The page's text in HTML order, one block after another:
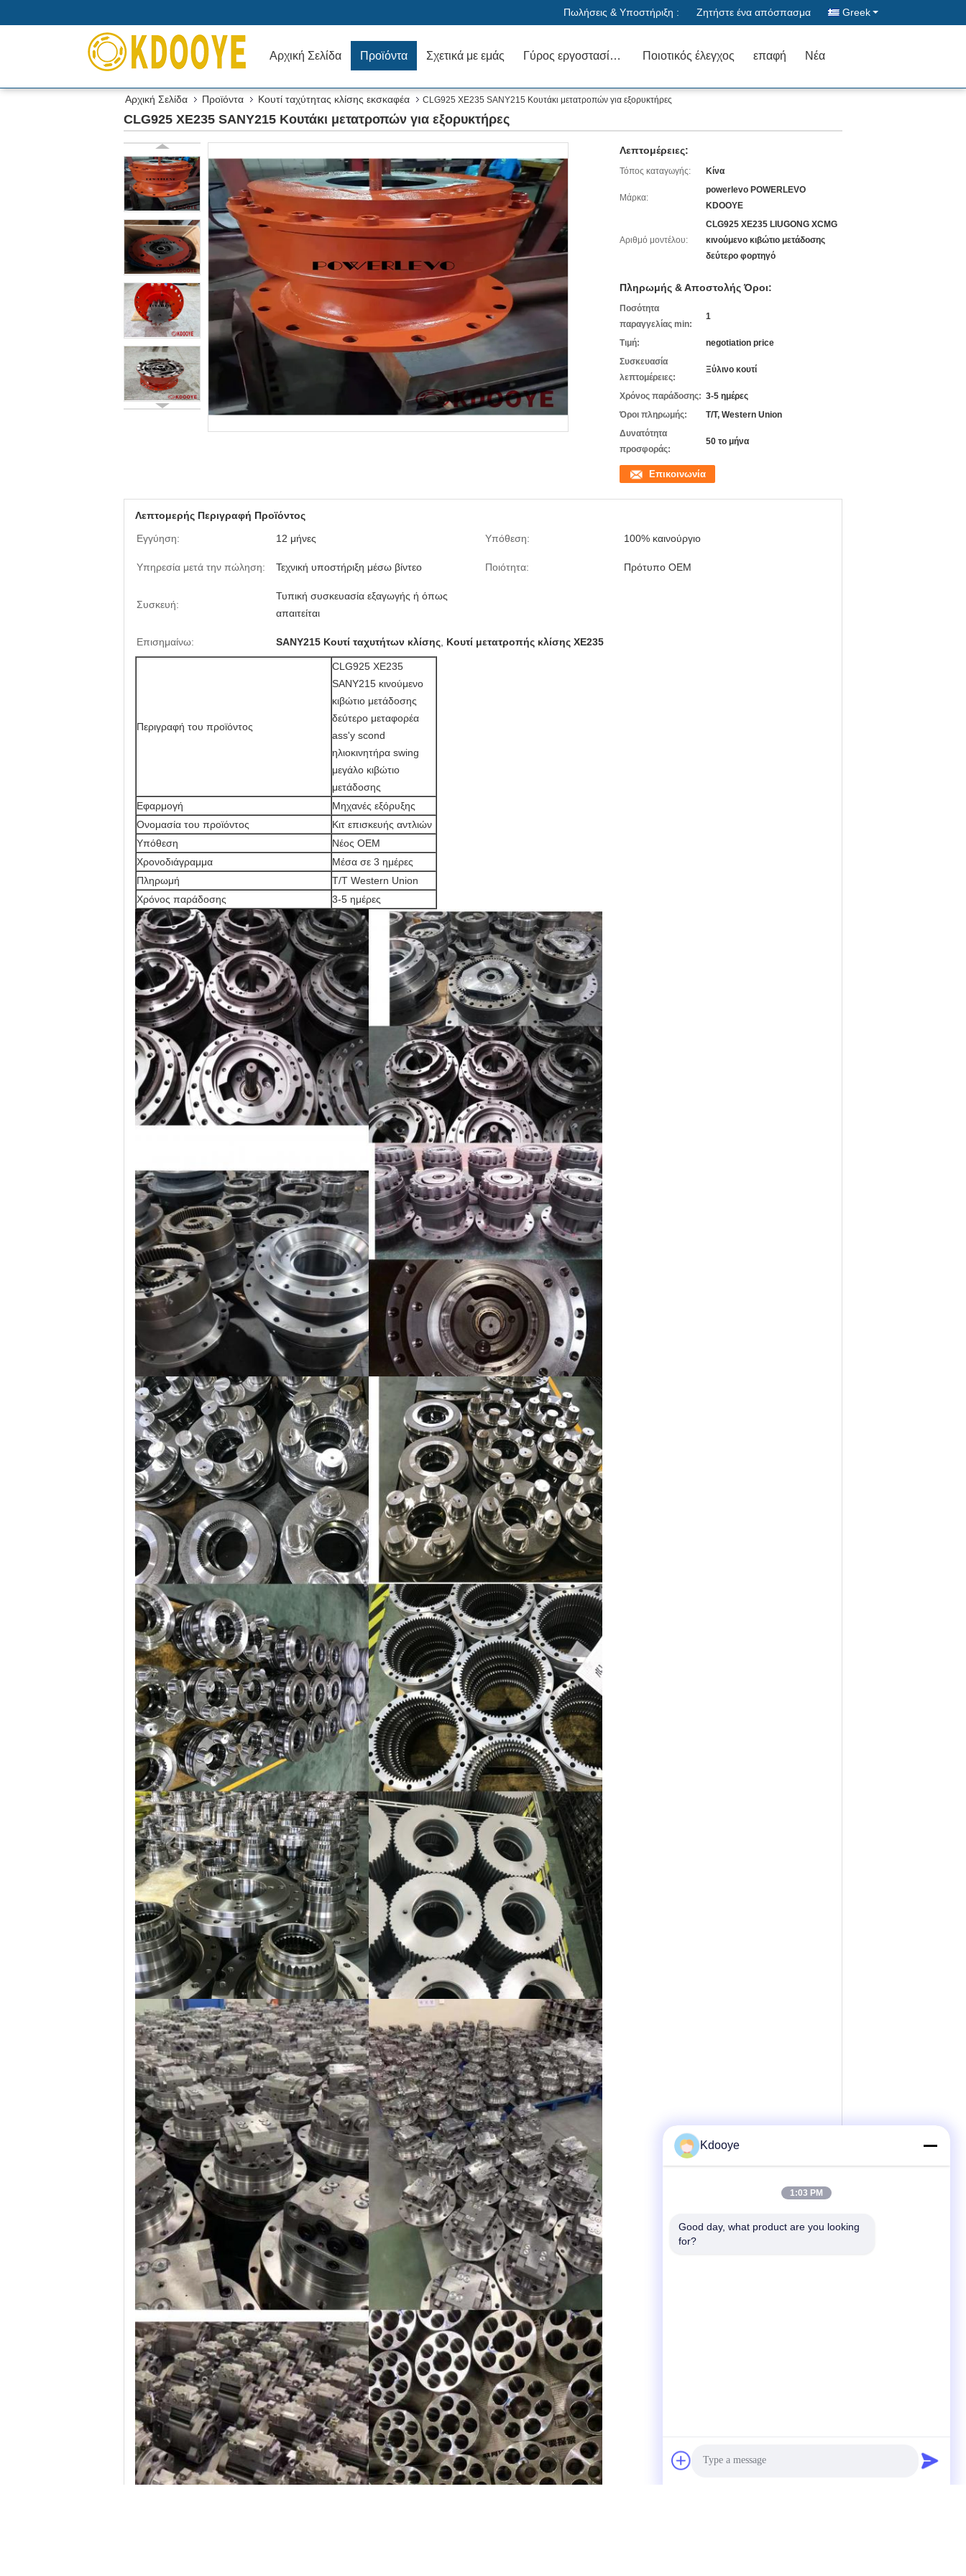
Πωλήσεις & Υποστήριξη : Ζητήστε ένα απόσπασμα Greek
Αρχική Σελίδα Προϊόντα Σχετικά με εμάς Γύρος εργοστασίων Ποιοτικός έλεγχος επαφή Νέα
Αρχική Σελίδα Προϊόντα Κουτί ταχύτητας κλίσης εκσκαφέα CLG925 XE235 SANY215 Κουτάκι μετατροπών για εξορυκτήρες
CLG925 XE235 SANY215 Κουτάκι μετατροπών για εξορυκτήρες
Λεπτομέρειες:
Τόπος καταγωγής: Κίνα
Μάρκα:
powerlevo POWERLEVO
KDOOYE
Αριθμό μοντέλου:
CLG925 XE235 LIUGONG XCMG
κινούμενο κιβώτιο μετάδοσης
δεύτερο φορτηγό
Πληρωμής & Αποστολής Όροι:
Ποσότητα
παραγγελίας min:
1
Τιμή:
negotiation price
Συσκευασία
λεπτομέρειες:
Ξύλινο κουτί
Χρόνος παράδοσης: 3-5 ημέρες
Όροι πληρωμής:
T/T, Western Union
Δυνατότητα
προσφοράς:
50 το μήνα
Επικοινωνία
Λεπτομερής Περιγραφή Προϊόντος
Εγγύηση:
12 μήνες Υπόθεση: 100% καινούργιο
Υπηρεσία μετά την πώληση: Τεχνική υποστήριξη μέσω βίντεο Ποιότητα: Πρότυπο OEM
Συσκευή:
Τυπική συσκευασία εξαγωγής ή όπως
απαιτείται
Επισημαίνω: SANY215 Κουτί ταχυτήτων κλίσης Κουτί μετατροπής κλίσης XE235
Περιγραφή του προϊόντος
CLG925 XE235
SANY215 κινούμενο
κιβώτιο μετάδοσης
δεύτερο μεταφορέα
ass'y scond
ηλιοκινητήρα swing
μεγάλο κιβώτιο
μετάδοσης
Εφαρμογή
Μηχανές εξόρυξης
Ονομασία του προϊόντος
Κιτ επισκευής αντλιών
Υπόθεση
Νέος ΟΕΜ
Χρονοδιάγραμμα
Μέσα σε 3 ημέρες
Πληρωμή
T/T Western Union
Χρόνος παράδοσης
3-5 ημέρες
Kdooye
1:03 PM
Good day, what product are you looking
for?